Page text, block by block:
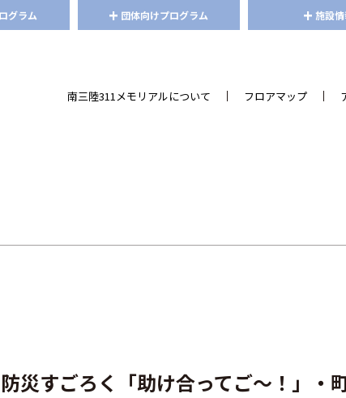
グラム + 団体向けプログラム + 施設
南三陸311メモリアルについて フロアマップ
災すごろく「助け合ってご～！」・